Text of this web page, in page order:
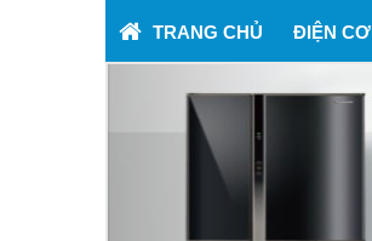
TRANG CHỦ ĐIỆN CƠ